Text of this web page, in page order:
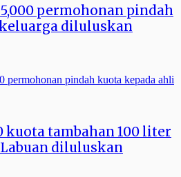
permohonan pindah
diluluskan
kuota tambahan 100 liter
Labuan diluluskan